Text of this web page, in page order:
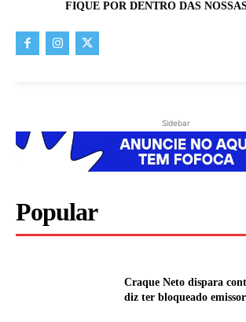
FIQUE POR DENTRO DAS
Sidebar
Popular
Craque Neto dispara
diz ter bloqueado